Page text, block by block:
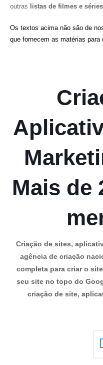
outras
listas de filmes e séries
Os textos acima não são de
que fornecem as matérias para
Mais de
Criação de sites,
agência de criação
completa para criar o
seu site no topo do
criação de site,